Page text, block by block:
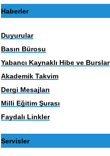
Haberler
Duyurular
Basın Bürosu
Yabancı Kaynaklı Hibe ve Burslar
Akademik Takvim
Dergi Mesajları
Milli Eğitim Şurası
Faydalı Linkler
Servisler